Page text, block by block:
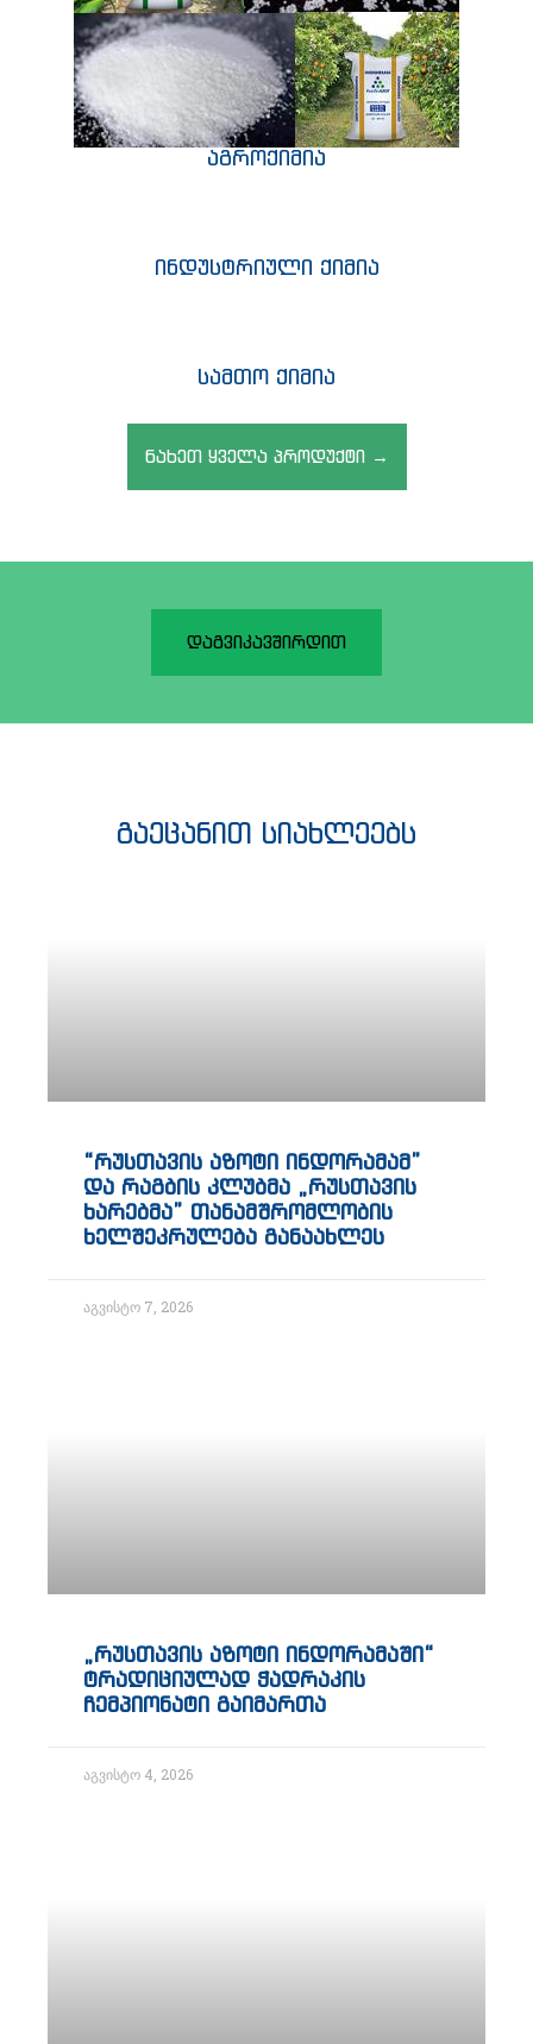
აგროქიმია
ინდუსტრიული ქიმია
სამთო ქიმია
ნახეთ ყველა პროდუქტი →
დაგვიკავშირდით
გაეცანით სიახლეებს
“რუსთავის აზოტი ინდორამამ”
და რაგბის კლუბმა „რუსთავის
ხარებმა” თანამშრომლობის
ხელშეკრულება განაახლეს
აგვისტო 7, 2026
„რუსთავის აზოტი ინდორამაში“
ტრადიციულად ჭადრაკის
ჩემპიონატი გაიმართა
აგვისტო 4, 2026